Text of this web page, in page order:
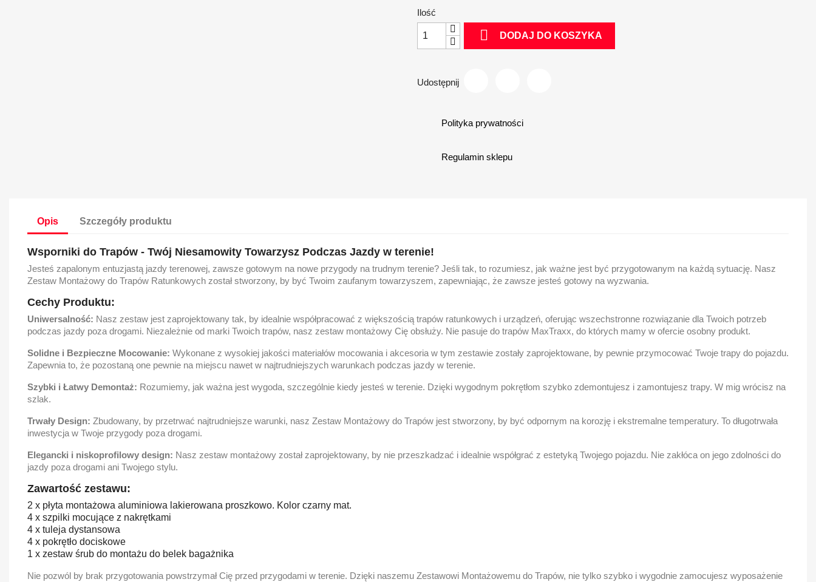
Ilość
 DODAJ DO KOSZYKA
Udostępnij
Polityka prywatności
Regulamin sklepu
Opis Szczegóły produktu
Wsporniki do Trapów - Twój Niesamowity Towarzysz Podczas Jazdy w terenie!
Jesteś zapalonym entuzjastą jazdy terenowej, zawsze gotowym na nowe przygody na trudnym terenie? Jeśli tak, to rozumiesz, jak ważne jest być przygotowanym na każdą sytuację. Nasz
Zestaw Montażowy do Trapów Ratunkowych został stworzony, by być Twoim zaufanym towarzyszem, zapewniając, że zawsze jesteś gotowy na wyzwania.
Cechy Produktu:
Uniwersalność: Nasz zestaw jest zaprojektowany tak, by idealnie współpracować z większością trapów ratunkowych i urządzeń, oferując wszechstronne rozwiązanie dla Twoich potrzeb
podczas jazdy poza drogami. Niezależnie od marki Twoich trapów, nasz zestaw montażowy Cię obsłuży. Nie pasuje do trapów MaxTraxx, do których mamy w ofercie osobny produkt.
Solidne i Bezpieczne Mocowanie: Wykonane z wysokiej jakości materiałów mocowania i akcesoria w tym zestawie zostały zaprojektowane, by pewnie przymocować Twoje trapy do pojazdu.
Zapewnia to, że pozostaną one pewnie na miejscu nawet w najtrudniejszych warunkach podczas jazdy w terenie.
Szybki i Łatwy Demontaż: Rozumiemy, jak ważna jest wygoda, szczególnie kiedy jesteś w terenie. Dzięki wygodnym pokrętłom szybko zdemontujesz i zamontujesz trapy. W mig wrócisz na
szlak.
Trwały Design: Zbudowany, by przetrwać najtrudniejsze warunki, nasz Zestaw Montażowy do Trapów jest stworzony, by być odpornym na korozję i ekstremalne temperatury. To długotrwała
inwestycja w Twoje przygody poza drogami.
Elegancki i niskoprofilowy design: Nasz zestaw montażowy został zaprojektowany, by nie przeszkadzać i idealnie współgrać z estetyką Twojego pojazdu. Nie zakłóca on jego zdolności do
jazdy poza drogami ani Twojego stylu.
Zawartość zestawu:
2 x płyta montażowa aluminiowa lakierowana proszkowo. Kolor czarny mat.
4 x szpilki mocujące z nakrętkami
4 x tuleja dystansowa
4 x pokrętło dociskowe
1 x zestaw śrub do montażu do belek bagażnika
Nie pozwól by brak przygotowania powstrzymał Cię przed przygodami w terenie. Dzięki naszemu Zestawowi Montażowemu do Trapów, nie tylko szybko i wygodnie zamocujesz wyposażenie